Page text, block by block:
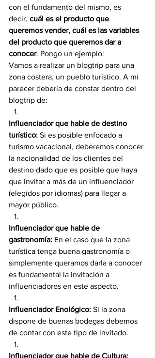
con el fundamento del mismo, es
decir, cuál es el producto que
queremos vender, cuál es las variables
del producto que queremos dar a
conocer. Pongo un ejemplo:
Vamos a realizar un blogtrip para una
zona costera, un pueblo turístico. A mi
parecer debería de constar dentro del
blogtrip de:
Influenciador que hable de destino
turístico: Si es posible enfocado a
turismo vacacional, deberemos conocer
la nacionalidad de los clientes del
destino dado que es posible que haya
que invitar a más de un influenciador
(elegidos por idiomas) para llegar a
mayor público.
Influenciador que hable de
gastronomía: En el caso que la zona
turística tenga buena gastronomía o
simplemente queramos darla a conocer
es fundamental la invitación a
influenciadores en este aspecto.
Influenciador Enológico: Si la zona
dispone de buenas bodegas debemos
de contar con este tipo de invitado.
Influenciador que hable de Cultura: